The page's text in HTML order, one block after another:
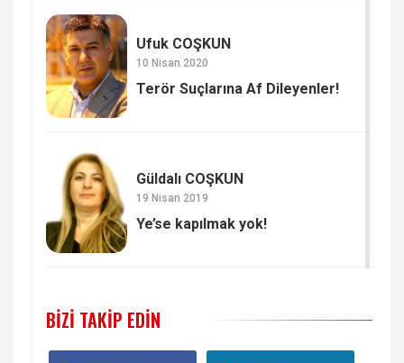
Ufuk COŞKUN
10 Nisan 2020
Terör Suçlarına Af Dileyenler!
Güldalı COŞKUN
19 Nisan 2019
Ye’se kapılmak yok!
BIZI TAKIP EDIN